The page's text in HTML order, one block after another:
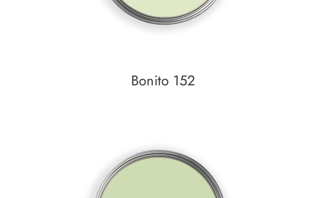
Bonito 152
Auf den Wunschzettel